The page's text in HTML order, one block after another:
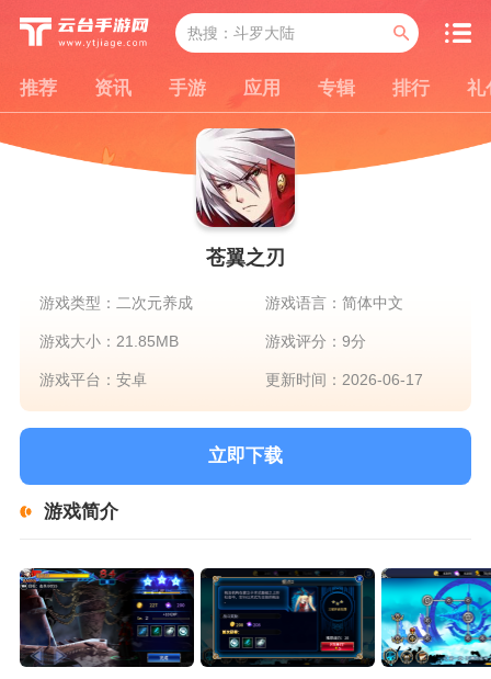
推荐 资讯 手游 应用 专辑 排行 礼
苍翼之刃
游戏类型：二次元养成 游戏语言：简体中文
游戏大小：21.85MB 游戏评分：9分
游戏平台：安卓 更新时间：2026-06-17
立即下载
游戏简介